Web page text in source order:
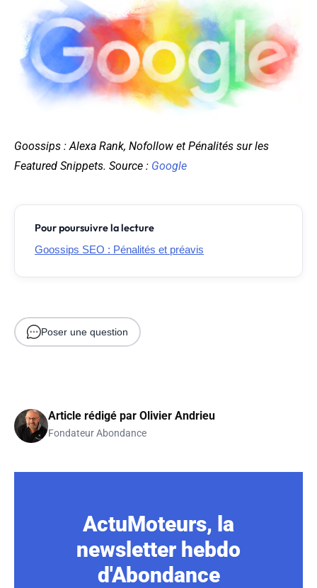
Goossips : Alexa Rank, Nofollow et Pénalités sur les
Featured Snippets. Source : Google
Pour poursuivre la lecture
Goossips SEO : Pénalités et préavis
Poser une question
Article rédigé par Olivier Andrieu
Fondateur Abondance
ActuMoteurs, la
newsletter hebdo
d'Abondance